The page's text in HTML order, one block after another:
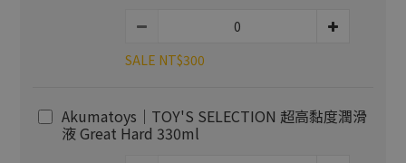
SALE NT$300
Akumatoys｜TOY'S SELECTION 超高黏度潤滑
液 Great Hard 330ml